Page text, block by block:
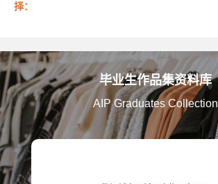
美国芝加哥艺术学院 英国赫特福德大学
英国金斯顿大学 英国格拉斯哥艺术学院
英国曼彻斯特城市大学 英国提赛德大学
择：
毕业生作品集资料库
AIP Graduates Collection